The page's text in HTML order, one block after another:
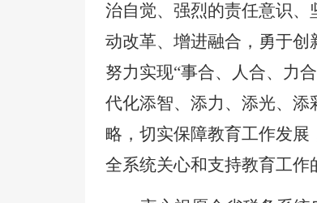
治自觉、强烈的责任意识
动改革、增进融合，勇于创
努力实现“事合、人合、力
代化添智、添力、添光、
略，切实保障教育工作发
全系统关心和支持教育工作